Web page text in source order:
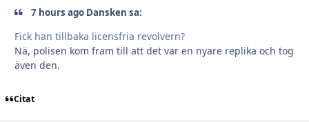
7 hours ago Dansken sa:
Fick han tillbaka licensfria revolvern?
Nä, polisen kom fram till att det var en nyare replika och tog
även den.
Citat